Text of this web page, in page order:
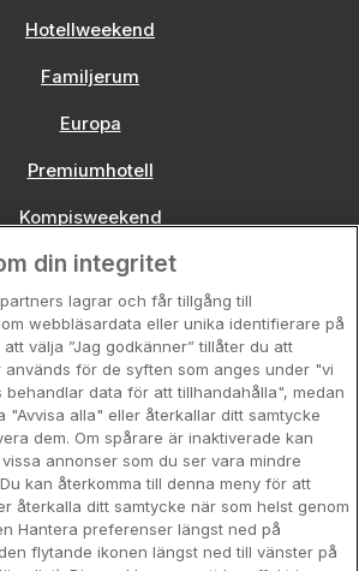
Hotellweekend
Familjerum
Europa
Premiumhotell
Kompisweekend
Storstadsweekend
under 995 kr
Spahotell
Sydsverige
Om Hotellpremien
Nya hotell
Stadsweekend
din integritet
partners lagrar och får tillgång till
webbläsardata eller unika identifierare på
välja ”Jag godkänner” tillåter du att
används för de syften som anges under "vi
behandlar data för att tillhandahålla", medan
"Avvisa alla" eller återkallar ditt samtycke
dem. Om spårare är inaktiverade kan
annonser som du ser vara mindre
kan återkomma till denna meny för att
återkalla ditt samtycke när som helst genom
Hantera preferenser längst ned på
flytande ikonen längst ned till vänster på